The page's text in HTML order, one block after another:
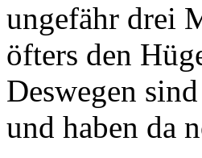
ungefähr drei
öfters den
Deswegen
und haben da